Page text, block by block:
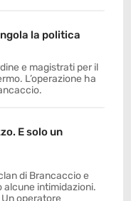
la politica
e magistrati per il
L’operazione ha
E solo un
di Brancaccio e
alcune intimidazioni.
operatore